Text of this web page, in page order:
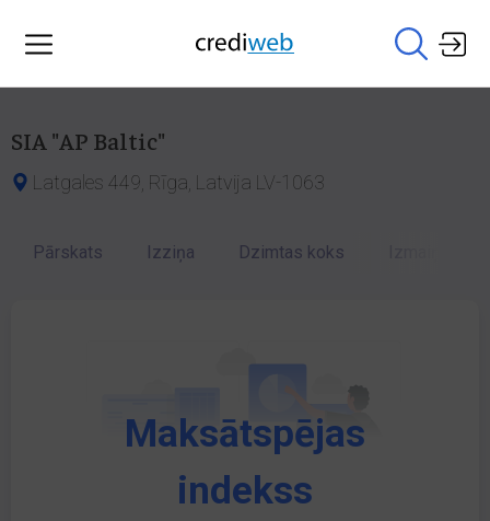
SIA "AP Baltic"
Latgales 449, Rīga, Latvija LV-1063
Pārskats Izziņa Dzimtas koks
Maksātspējas
indekss